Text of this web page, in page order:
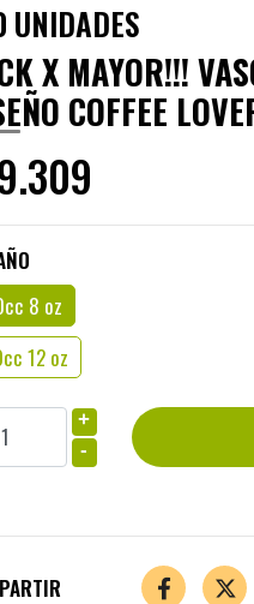
UNIDADES
X MAYOR!!!
COFFEE
8 oz
12 oz
+
-